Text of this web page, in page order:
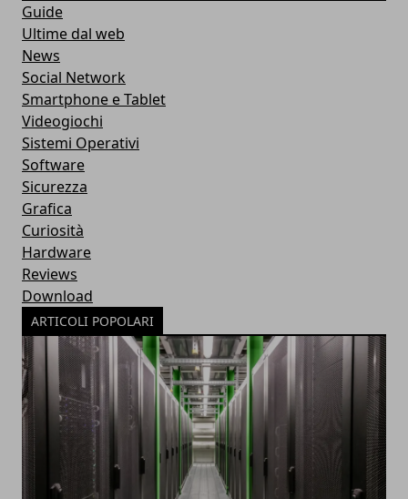
Guide
Ultime dal web
News
Social Network
Smartphone e Tablet
Videogiochi
Sistemi Operativi
Software
Sicurezza
Grafica
Curiosità
Hardware
Reviews
Download
ARTICOLI POPOLARI